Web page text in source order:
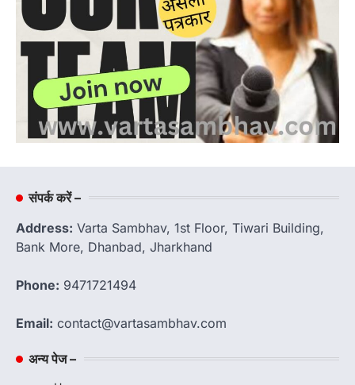
संपर्क करें –
Address: Varta Sambhav, 1st Floor, Tiwari Building,
Bank More, Dhanbad, Jharkhand
Phone: 9471721494
Email: contact@vartasambhav.com
अन्य पेज –